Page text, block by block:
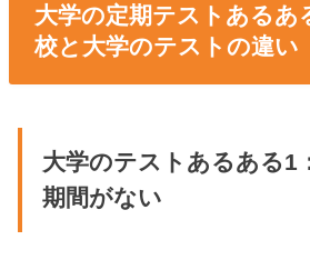
大学の定期テストあるあ
校と大学のテストの違い
大学のテストあるある1
期間がない